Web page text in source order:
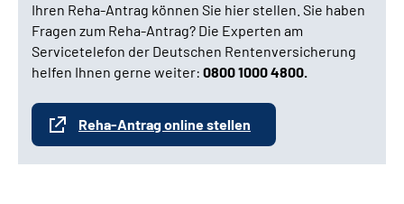
Ihren Reha-Antrag können Sie hier stellen. Sie haben
Fragen zum Reha-Antrag? Die Experten am
Servicetelefon der Deutschen Rentenversicherung
helfen Ihnen gerne weiter: 0800 1000 4800.
Reha-Antrag online stellen